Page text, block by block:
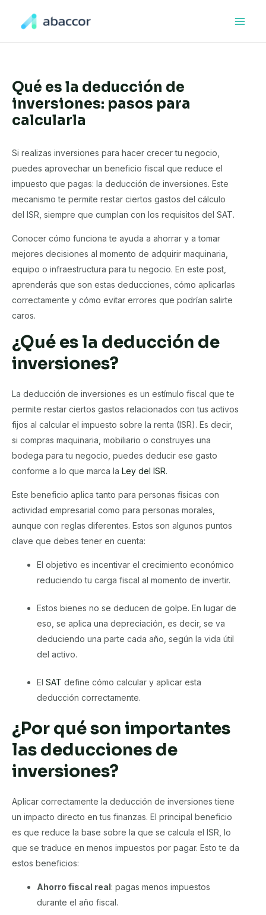
Qué es la deducción de
inversiones: pasos para
calcularla
Si realizas inversiones para hacer crecer tu negocio,
puedes aprovechar un beneficio fiscal que reduce el
impuesto que pagas: la deducción de inversiones. Este
mecanismo te permite restar ciertos gastos del cálculo
del ISR, siempre que cumplan con los requisitos del SAT.
Conocer cómo funciona te ayuda a ahorrar y a tomar
mejores decisiones al momento de adquirir maquinaria,
equipo o infraestructura para tu negocio. En este post,
aprenderás que son estas deducciones, cómo aplicarlas
correctamente y cómo evitar errores que podrían salirte
caros.
¿Qué es la deducción de
inversiones?
La deducción de inversiones es un estímulo fiscal que te
permite restar ciertos gastos relacionados con tus activos
fijos al calcular el impuesto sobre la renta (ISR). Es decir,
si compras maquinaria, mobiliario o construyes una
bodega para tu negocio, puedes deducir ese gasto
conforme a lo que marca la Ley del ISR.
Este beneficio aplica tanto para personas físicas con
actividad empresarial como para personas morales,
aunque con reglas diferentes. Estos son algunos puntos
clave que debes tener en cuenta:
El objetivo es incentivar el crecimiento económico
reduciendo tu carga fiscal al momento de invertir.
Estos bienes no se deducen de golpe. En lugar de
eso, se aplica una depreciación, es decir, se va
deduciendo una parte cada año, según la vida útil
del activo.
El SAT define cómo calcular y aplicar esta
deducción correctamente.
¿Por qué son importantes
las deducciones de
inversiones?
Aplicar correctamente la deducción de inversiones tiene
un impacto directo en tus finanzas. El principal beneficio
es que reduce la base sobre la que se calcula el ISR, lo
que se traduce en menos impuestos por pagar. Esto te da
estos beneficios:
Ahorro fiscal real: pagas menos impuestos
durante el año fiscal.